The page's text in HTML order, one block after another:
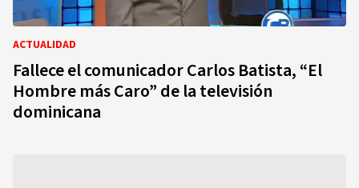
ACTUALIDAD
Fallece el comunicador Carlos Batista, “El
Hombre más Caro” de la televisión
dominicana